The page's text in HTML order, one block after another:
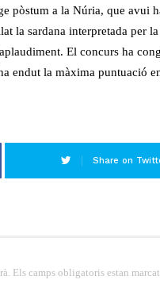
pòstum a la Núria, que avui
la sardana interpretada per
El concurs ha
endut la màxima puntuació
Share on
Els camps obligatoris estan